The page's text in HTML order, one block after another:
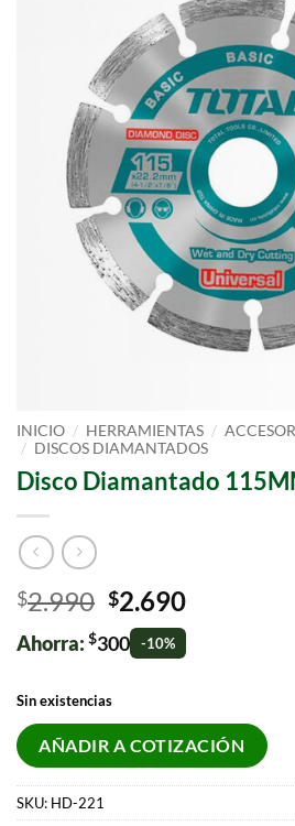
INICIO / HERRAMIENTAS /
/ DISCOS DIAMANTADOS
Disco Diamantado
$2.990 $2.690
Ahorra: $300 -10%
Sin existencias
AÑADIR A COTIZACIÓN
SKU: HD-221